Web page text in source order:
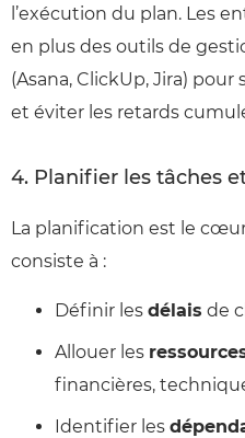
l’exécution du plan. Les
en plus des outils de
(Asana, ClickUp, Jira) pour
et éviter les retards
4. Planifier les tâches
La planification est le
consiste à :
Définir les délais de
Allouer les
financières,
Identifier les